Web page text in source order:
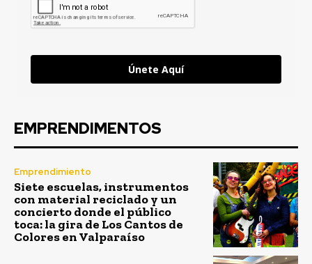
Únete Aquí
EMPRENDIMENTOS
Emprendimiento
Siete escuelas, instrumentos
con material reciclado y un
concierto donde el público
toca: la gira de Los Cantos de
Colores en Valparaíso